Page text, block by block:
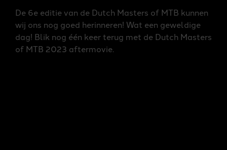
De 6e editie van de Dutch Masters of MTB kunnen
wij ons nog goed herinneren! Wat een geweldige
dag! Blik nog één keer terug met de Dutch Masters
of MTB 2023 aftermovie.